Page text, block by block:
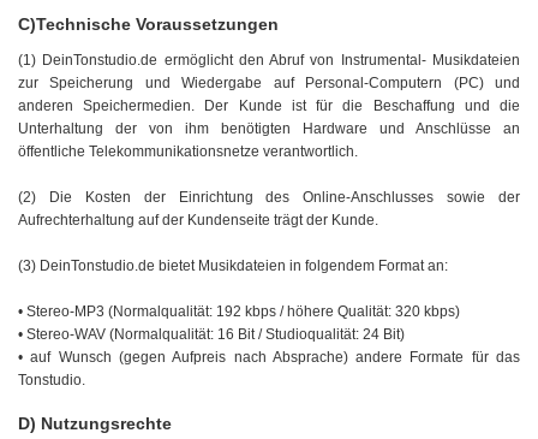
C)Technische Voraussetzungen
(1) DeinTonstudio.de ermöglicht den Abruf von Instrumental- Musikdateien
zur Speicherung und Wiedergabe auf Personal-Computern (PC) und
anderen Speichermedien. Der Kunde ist für die Beschaffung und die
Unterhaltung der von ihm benötigten Hardware und Anschlüsse an
öffentliche Telekommunikationsnetze verantwortlich.
(2) Die Kosten der Einrichtung des Online-Anschlusses sowie der
Aufrechterhaltung auf der Kundenseite trägt der Kunde.
(3) DeinTonstudio.de bietet Musikdateien in folgendem Format an:
• Stereo-MP3 (Normalqualität: 192 kbps / höhere Qualität: 320 kbps)
• Stereo-WAV (Normalqualität: 16 Bit / Studioqualität: 24 Bit)
• auf Wunsch (gegen Aufpreis nach Absprache) andere Formate für das
Tonstudio.
D) Nutzungsrechte